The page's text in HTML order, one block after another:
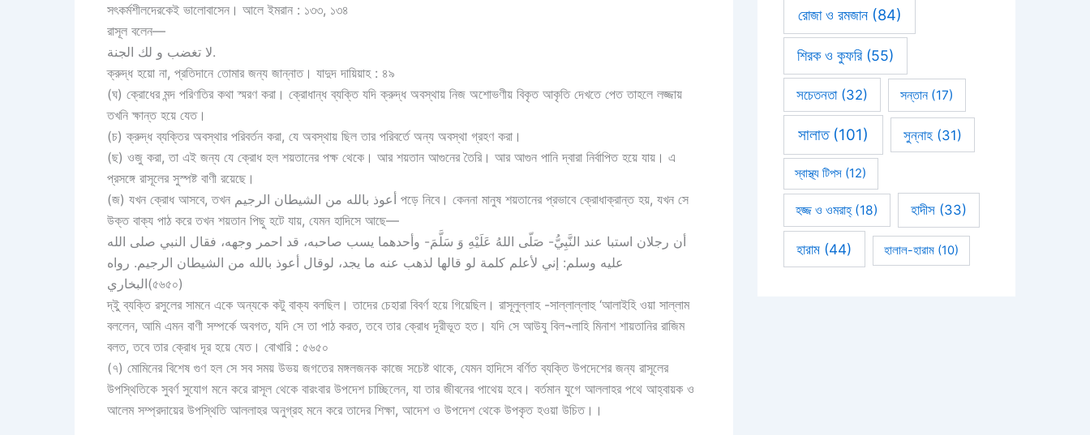
সৎকর্মশীলদেরকেই ভালোবাসেন। আলে ইমরান : ১৩৩, ১৩৪
রাসূল বলেন—
لا تغضب و لك الجنة.
ক্রুদ্ধ হয়ো না, প্রতিদানে তোমার জন্য জান্নাত। যাদুদ দায়িয়াহ : ৪৯
(ঘ) ক্রোধের মন্দ পরিণতির কথা স্মরণ করা। ক্রোধান্ধ ব্যক্তি যদি ক্রুদ্ধ অবস্থায় নিজ অশোভণীয় বিকৃত আকৃতি দেখতে পেত তাহলে লজ্জায়
তখনি ক্ষান্ত হয়ে যেত।
(চ) ক্রুদ্ধ ব্যক্তির অবস্থার পরিবর্তন করা, যে অবস্থায় ছিল তার পরিবর্তে অন্য অবস্থা গ্রহণ করা।
(ছ) ওজু করা, তা এই জন্য যে ক্রোধ হল শয়তানের পক্ষ থেকে। আর শয়তান আগুনের তৈরি। আর আগুন পানি দ্বারা নির্বাপিত হয়ে যায়। এ
প্রসঙ্গে রাসূলের সুস্পষ্ট বাণী রয়েছে।
(জ) যখন ক্রোধ আসবে, তখন أعوذ بالله من الشيطان الرجيم পড়ে নিবে। কেননা মানুষ শয়তানের প্রভাবে ক্রোধাক্রান্ত হয়, যখন সে
উক্ত বাক্য পাঠ করে তখন শয়তান পিছু হটে যায়, যেমন হাদিসে আছে—
أن رجلان استبا عند النَّبِيُّ- صَلّى اللهُ عَلَيْهِ وَ سَلَّمَ- وأحدهما يسب صاحبه، قد احمر وجهه، فقال النبي صلى الله
عليه وسلم: إني لأعلم كلمة لو قالها لذهب عنه ما يجد، لوقال أعوذ بالله من الشيطان الرجيم. رواه
البخاري(৫৬৫০)
দ্ইু ব্যক্তি রসুলের সামনে একে অন্যকে কটু বাক্য বলছিল। তাদের চেহারা বিবর্ণ হয়ে গিয়েছিল। রাসূলুল্লাহ -সাল্লাল্লাহু ‘আলাইহি ওয়া সাল্লাম
বললেন, আমি এমন বাণী সম্পর্কে অবগত, যদি সে তা পাঠ করত, তবে তার ক্রোধ দূরীভূত হত। যদি সে আউযু বিল¬লাহি মিনাশ শায়তানির রাজিম
বলত, তবে তার ক্রোধ দূর হয়ে যেত। বোখারি : ৫৬৫০
(৭) মোমিনের বিশেষ গুণ হল সে সব সময় উভয় জগতের মঙ্গলজনক কাজে সচেষ্ট থাকে, যেমন হাদিসে বর্ণিত ব্যক্তি উপদেশের জন্য রাসূলের
উপস্থিতিকে সুবর্ণ সুযোগ মনে করে রাসূল থেকে বারংবার উপদেশ চাচ্ছিলেন, যা তার জীবনের পাথেয় হবে। বর্তমান যুগে আললাহর পথে আহ্বায়ক ও
আলেম সম্প্রদায়ের উপস্থিতি আললাহর অনুগ্রহ মনে করে তাদের শিক্ষা, আদেশ ও উপদেশ থেকে উপকৃত হওয়া উচিত।।
রোজা ও রমজান(84)
শিরক ও কুফরি(55)
সচেতনতা(32) সন্তান(17)
সালাত(101) সুন্নাহ(31)
স্বাস্থ্য টিপস (12)
হজ্জ ও ওমরাহ্‌(18) হাদীস (33)
হারাম (44) হালাল-হারাম (10)